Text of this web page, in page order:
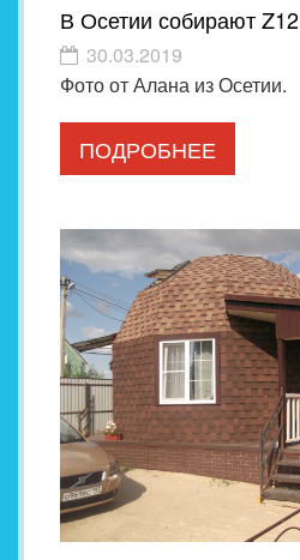
В Осетии собирают Z12
30.03.2019
Фото от Алана из Осетии.
ПОДРОБНЕЕ